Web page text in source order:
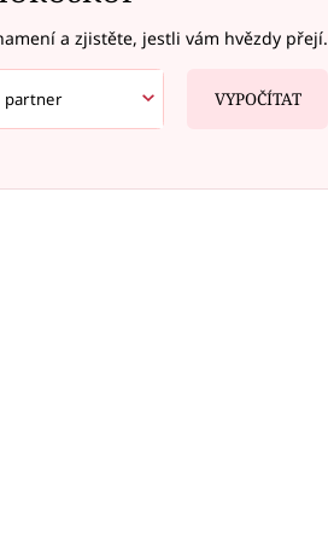
a zjistěte, jestli vám hvězdy přejí.
VYPOČÍTAT